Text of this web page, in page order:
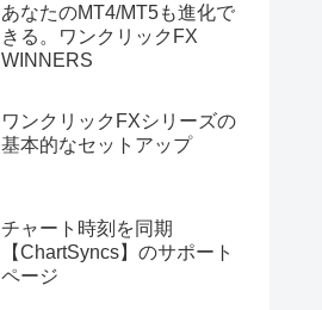
あなたのMT4/MT5も進化で
きる。ワンクリックFX
WINNERS
ワンクリックFXシリーズの
基本的なセットアップ
チャート時刻を同期
【ChartSyncs】のサポート
ページ